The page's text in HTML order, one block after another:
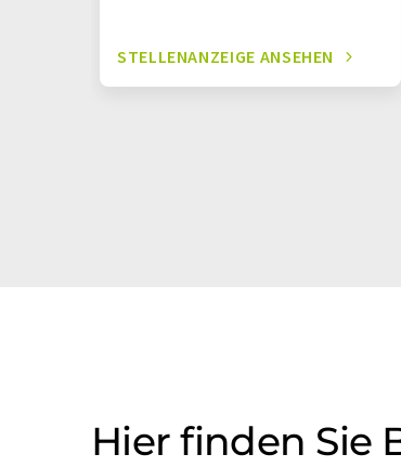
STELLENANZEIGE ANSEHEN
Hier finden Sie